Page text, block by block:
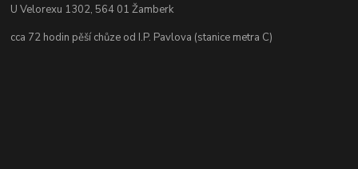
U Velorexu 1302, 564 01 Žamberk
cca 72 hodin pěší chůze od I.P. Pavlova (stanice metra C)